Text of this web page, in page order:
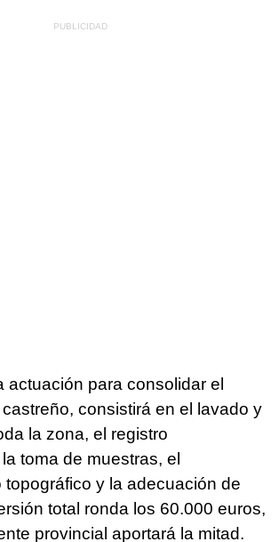
actuación para consolidar el
consistirá en el lavado y
la zona, el registro
toma de muestras, el
topográfico y la adecuación de
total ronda los 60.000 euros,
provincial aportará la mitad.